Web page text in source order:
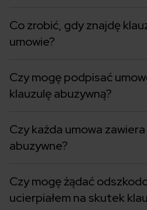
Co zrobić, gdy znajdę
umowie?
Czy mogę podpisać
klauzulę abuzywną?
Czy każda umowa
abuzywne?
Czy mogę żądać
ucierpiałem na skutek